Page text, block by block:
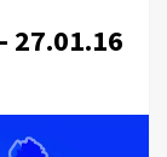
27.01.16